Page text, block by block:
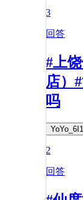
3
回答
#上
店）
吗
2
回答